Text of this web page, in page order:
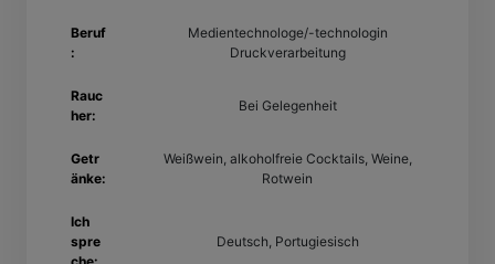
Beruf
:
Medientechnologe/-technologin
Druckverarbeitung
Rauc
her:
Bei Gelegenheit
Getr
änke:
Weißwein, alkoholfreie Cocktails, Weine,
Rotwein
Ich
spre
Deutsch, Portugiesisch